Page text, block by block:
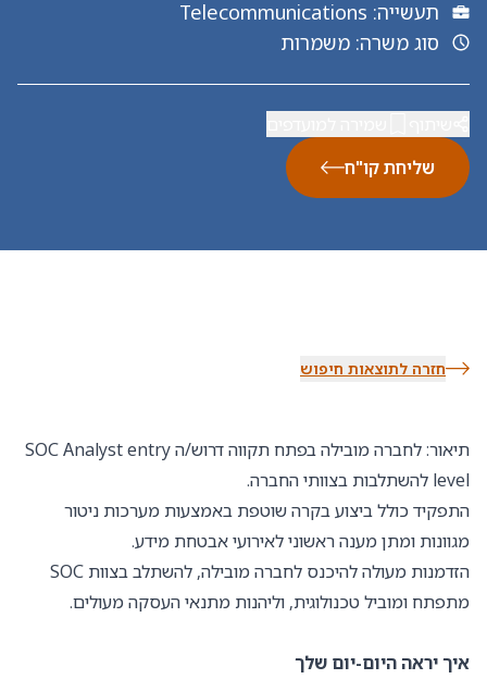
תעשייה:
Telecommunications
סוג משרה: משמרות
שליחת קו"ח
חזרה לתוצאות חיפוש
תיאור: לחברה מובילה בפתח תקווה דרוש/ה SOC Analyst entry
level להשתלבות בצוותי החברה.
התפקיד כולל ביצוע בקרה שוטפת באמצעות מערכות ניטור
מגוונות ומתן מענה ראשוני לאירועי אבטחת מידע.
הזדמנות מעולה להיכנס לחברה מובילה, להשתלב בצוות SOC
מתפתח ומוביל טכנולוגית, וליהנות מתנאי העסקה מעולים.
איך יראה היום-יום שלך